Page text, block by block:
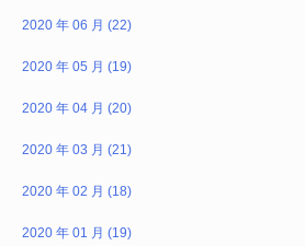
2020 年 06 月 (22)
2020 年 05 月 (19)
2020 年 04 月 (20)
2020 年 03 月 (21)
2020 年 02 月 (18)
2020 年 01 月 (19)